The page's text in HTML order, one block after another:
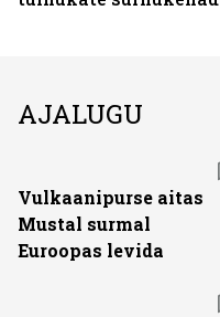
AJALUGU
Vulkaanipurse aitas
Mustal surmal
Euroopas levida